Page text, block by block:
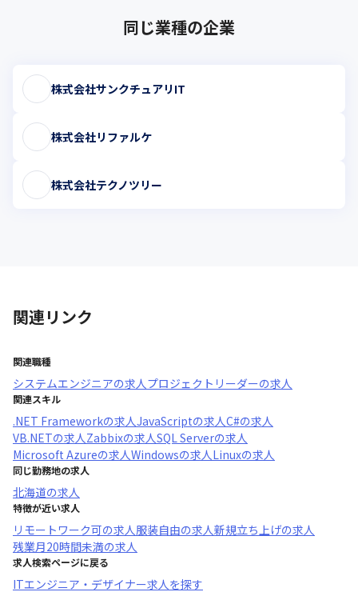
同じ業種の企業
株式会社サンクチュアリIT
株式会社リファルケ
株式会社テクノツリー
関連リンク
関連職種
システムエンジニアの求人プロジェクトリーダーの求人
関連スキル
.NET Frameworkの求人JavaScriptの求人C#の求人
VB.NETの求人Zabbixの求人SQL Serverの求人
Microsoft Azureの求人Windowsの求人Linuxの求人
同じ勤務地の求人
北海道の求人
特徴が近い求人
リモートワーク可の求人服装自由の求人新規立ち上げの求人
残業月20時間未満の求人
求人検索ページに戻る
ITエンジニア・デザイナー求人を探す